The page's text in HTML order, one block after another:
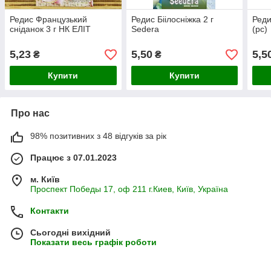
Редис Французький
сніданок 3 г НК ЕЛІТ
5,23 ₴
Купити
Редис Біілосніжка 2 г
Sedera
5,50₴
Купити
(рс)
Про нас
98% позитивних з 48 відгуків за рік
Працює з 07.01.2023
м. Київ
Проспект Победы 17, оф 211 г.Киев, Київ, Україна
Контакти
Сьогодні вихідний
Показати весь графік роботи